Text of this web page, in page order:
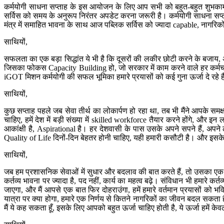
कर्मयोगी साधना सप्ताह के इस आयोजन के लिए आप सभी को बहुत-बहुत
सर्विस को समय के अनुरूप निरंतर अपडेट करना जरूरी है। कर्मयोगी साधना
मंत्र में समाहित भावना के साथ आज पब्लिक सर्विस को ज्यादा capable,
साथियों,
सफलता का एक बड़ा सिद्धांत ये भी है कि दूसरों की लकीर छोटी करने के
जिसका फोकस Capacity Building हो, जो सरकार में काम करने वाले हर
iGOT मिशन कर्मयोगी की सफल भूमिका हमारे प्रयासों को कई गुना ऊर्जा दे
साथियों,
कुछ सप्ताह पहले जब सेवा तीर्थ का लोकार्पण हो रहा था, तब भी मैंने आपके
चाहिए, हमें देश में बड़ी संख्या में skilled workforce तैयार करने होंगे, और
आकांक्षी है, Aspirational है। हर देशवासी के पास उसके अपने सपने हैं, अपने
Quality of Life दिनों-दिन बेहतर होनी चाहिए, यही हमारी कसौटी है।
साथियों,
जब हम प्रशासनिक सेवाओं में सुधार और बदलाव की बात करते हैं, तो उसका एक
कर्तव्य भावना पर ज्यादा है, पद नहीं, कार्य का महत्व बढ़े। संविधान भी
जाएगा, और मैं आपसे एक बात फिर दोहराउंगा, हमें हमारे वर्तमान प्रयासों
यात्रा पर क्या होगा, हमारे एक निर्णय से कितने नागरिकों का जीवन बदल
मैं ये कह सकता हूँ, इसके लिए आपको बहुत ऊर्जा चाहिए होती है, ये ऊर्जा हमें